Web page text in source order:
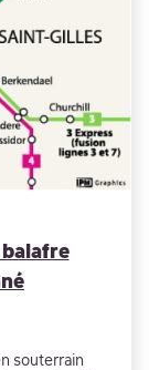
souterrain